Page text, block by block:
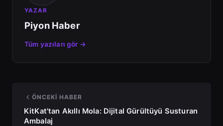
YAZAR
Piyon Haber
Tüm yazıları gör →
ÖNCEKI HABER
KitKat'tan Akıllı Mola: Dijital Gürültüyü Susturan
Ambalaj